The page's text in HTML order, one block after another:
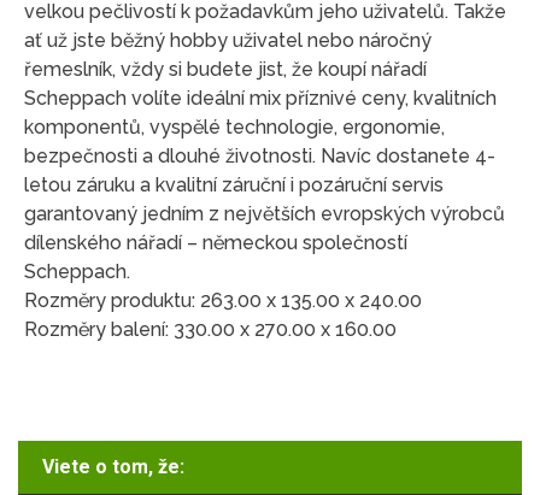
velkou pečlivostí k požadavkům jeho uživatelů. Takže
ať už jste běžný hobby uživatel nebo náročný
řemeslník, vždy si budete jist, že koupí nářadí
Scheppach volíte ideální mix příznivé ceny, kvalitních
komponentů, vyspělé technologie, ergonomie,
bezpečnosti a dlouhé životnosti. Navíc dostanete 4-
letou záruku a kvalitní záruční i pozáruční servis
garantovaný jedním z největších evropských výrobců
dílenského nářadí – německou společností
Scheppach.
Rozměry produktu: 263.00 x 135.00 x 240.00
Rozměry balení: 330.00 x 270.00 x 160.00
Viete o tom, že: